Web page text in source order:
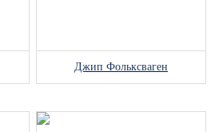
Джип Фольксваген